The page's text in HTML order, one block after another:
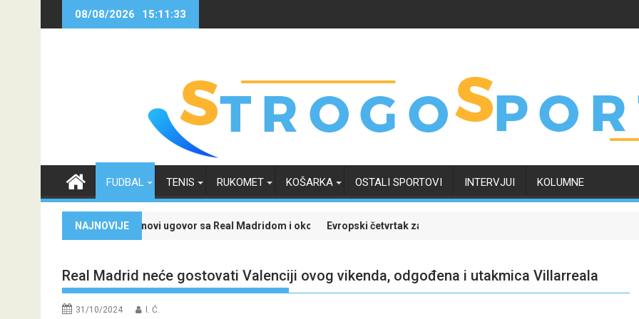
08/08/2026 15:11:34
FUDBAL TENIS RUKOMET KOŠARKA OSTALI SPORTOVI INTERVJUI KOLUMNE
NAJNOVIJE
Jr. potpisao novi ugovor sa Real Madridom i okončao neizvijesnost oko svoje budućnostiEvropski četvrtak zanimljiviji uz Meridian: Isprati borbu za grupnu fazu uz najveće
Real Madrid neće gostovati Valenciji ovog vikenda, odgođena i utakmica Villarreala
31/10/2024 I. Ć.